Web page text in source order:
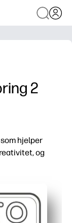
2
hjelper
og